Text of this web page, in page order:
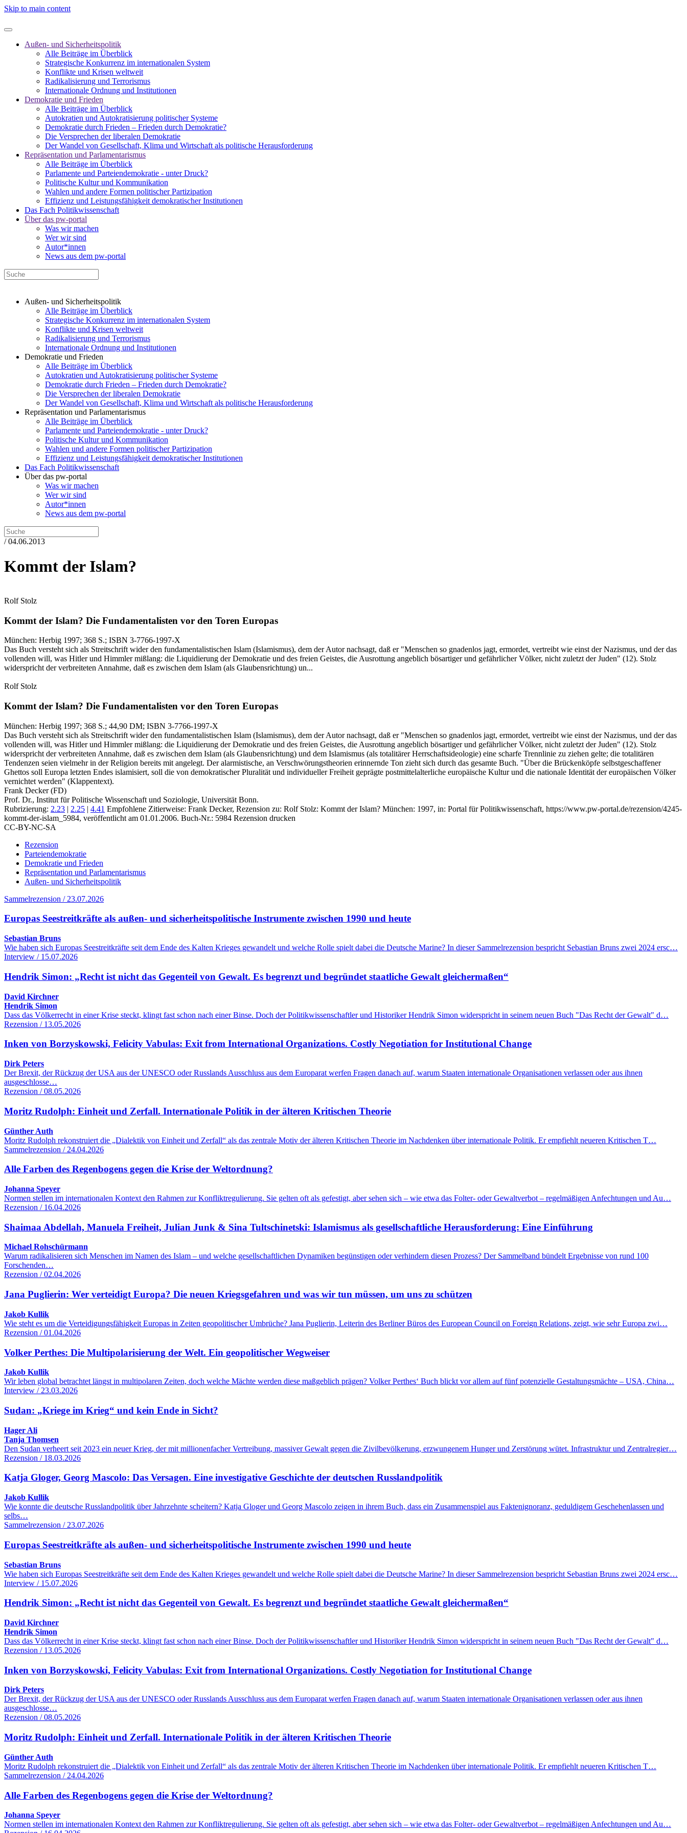
Skip to main content
Außen- und Sicherheitspolitik
Alle Beiträge im Überblick
Strategische Konkurrenz im internationalen System
Konflikte und Krisen weltweit
Radikalisierung und Terrorismus
Internationale Ordnung und Institutionen
Demokratie und Frieden
Alle Beiträge im Überblick
Autokratien und Autokratisierung politischer Systeme
Demokratie durch Frieden – Frieden durch Demokratie?
Die Versprechen der liberalen Demokratie
Der Wandel von Gesellschaft, Klima und Wirtschaft als politische Herausforderung
Repräsentation und Parlamentarismus
Alle Beiträge im Überblick
Parlamente und Parteiendemokratie - unter Druck?
Politische Kultur und Kommunikation
Wahlen und andere Formen politischer Partizipation
Effizienz und Leistungsfähigkeit demokratischer Institutionen
Das Fach Politikwissenschaft
Über das pw-portal
Was wir machen
Wer wir sind
Autor*innen
News aus dem pw-portal
Außen- und Sicherheitspolitik
Alle Beiträge im Überblick
Strategische Konkurrenz im internationalen System
Konflikte und Krisen weltweit
Radikalisierung und Terrorismus
Internationale Ordnung und Institutionen
Demokratie und Frieden
Alle Beiträge im Überblick
Autokratien und Autokratisierung politischer Systeme
Demokratie durch Frieden – Frieden durch Demokratie?
Die Versprechen der liberalen Demokratie
Der Wandel von Gesellschaft, Klima und Wirtschaft als politische Herausforderung
Repräsentation und Parlamentarismus
Alle Beiträge im Überblick
Parlamente und Parteiendemokratie - unter Druck?
Politische Kultur und Kommunikation
Wahlen und andere Formen politischer Partizipation
Effizienz und Leistungsfähigkeit demokratischer Institutionen
Das Fach Politikwissenschaft
Über das pw-portal
Was wir machen
Wer wir sind
Autor*innen
News aus dem pw-portal
/ 04.06.2013
Kommt der Islam?
Rolf Stolz
Kommt der Islam? Die Fundamentalisten vor den Toren Europas
München: Herbig 1997; 368 S.; ISBN 3-7766-1997-X
Das Buch versteht sich als Streitschrift wider den fundamentalistischen Islam (Islamismus), dem der Autor nachsagt, daß er "Menschen so gnadenlos jagt, ermordet, vertreibt wie einst der Nazismus, und der das
vollenden will, was Hitler und Himmler mißlang: die Liquidierung der Demokratie und des freien Geistes, die Ausrottung angeblich bösartiger und gefährlicher Völker, nicht zuletzt der Juden" (12). Stolz
widerspricht der verbreiteten Annahme, daß es zwischen dem Islam (als Glaubensrichtung) un...
Rolf Stolz
Kommt der Islam? Die Fundamentalisten vor den Toren Europas
München: Herbig 1997; 368 S.; 44,90 DM; ISBN 3-7766-1997-X
Das Buch versteht sich als Streitschrift wider den fundamentalistischen Islam (Islamismus), dem der Autor nachsagt, daß er "Menschen so gnadenlos jagt, ermordet, vertreibt wie einst der Nazismus, und der das
vollenden will, was Hitler und Himmler mißlang: die Liquidierung der Demokratie und des freien Geistes, die Ausrottung angeblich bösartiger und gefährlicher Völker, nicht zuletzt der Juden" (12). Stolz
widerspricht der verbreiteten Annahme, daß es zwischen dem Islam (als Glaubensrichtung) und dem Islamismus (als totalitärer Herrschaftsideologie) eine scharfe Trennlinie zu ziehen gelte; die totalitären
Tendenzen seien vielmehr in der Religion bereits mit angelegt. Der alarmistische, an Verschwörungstheorien erinnernde Ton zieht sich durch das gesamte Buch. "Über die Brückenköpfe selbstgeschaffener
Ghettos soll Europa letzten Endes islamisiert, soll die von demokratischer Pluralität und individueller Freiheit geprägte postmittelalterliche europäische Kultur und die nationale Identität der europäischen Völker
vernichtet werden" (Klappentext).
Frank Decker (FD)
Prof. Dr., Institut für Politische Wissenschaft und Soziologie, Universität Bonn.
Rubrizierung: 2.23 | 2.25 | 4.41 Empfohlene Zitierweise: Frank Decker, Rezension zu: Rolf Stolz: Kommt der Islam? München: 1997, in: Portal für Politikwissenschaft, https://www.pw-portal.de/rezension/4245-
kommt-der-islam_5984, veröffentlicht am 01.01.2006. Buch-Nr.: 5984 Rezension drucken
CC-BY-NC-SA
Rezension
Parteiendemokratie
Demokratie und Frieden
Repräsentation und Parlamentarismus
Außen- und Sicherheitspolitik
Sammelrezension / 23.07.2026
Europas Seestreitkräfte als außen- und sicherheitspolitische Instrumente zwischen 1990 und heute
Sebastian Bruns
Wie haben sich Europas Seestreitkräfte seit dem Ende des Kalten Krieges gewandelt und welche Rolle spielt dabei die Deutsche Marine? In dieser Sammelrezension bespricht Sebastian Bruns zwei 2024 ersc…
Interview / 15.07.2026
Hendrik Simon: „Recht ist nicht das Gegenteil von Gewalt. Es begrenzt und begründet staatliche Gewalt gleichermaßen“
David Kirchner
Hendrik Simon
Dass das Völkerrecht in einer Krise steckt, klingt fast schon nach einer Binse. Doch der Politikwissenschaftler und Historiker Hendrik Simon widerspricht in seinem neuen Buch "Das Recht der Gewalt" d…
Rezension / 13.05.2026
Inken von Borzyskowski, Felicity Vabulas: Exit from International Organizations. Costly Negotiation for Institutional Change
Dirk Peters
Der Brexit, der Rückzug der USA aus der UNESCO oder Russlands Ausschluss aus dem Europarat werfen Fragen danach auf, warum Staaten internationale Organisationen verlassen oder aus ihnen
ausgeschlosse…
Rezension / 08.05.2026
Moritz Rudolph: Einheit und Zerfall. Internationale Politik in der älteren Kritischen Theorie
Günther Auth
Moritz Rudolph rekonstruiert die „Dialektik von Einheit und Zerfall“ als das zentrale Motiv der älteren Kritischen Theorie im Nachdenken über internationale Politik. Er empfiehlt neueren Kritischen T…
Sammelrezension / 24.04.2026
Alle Farben des Regenbogens gegen die Krise der Weltordnung?
Johanna Speyer
Normen stellen im internationalen Kontext den Rahmen zur Konfliktregulierung. Sie gelten oft als gefestigt, aber sehen sich – wie etwa das Folter- oder Gewaltverbot – regelmäßigen Anfechtungen und Au…
Rezension / 16.04.2026
Shaimaa Abdellah, Manuela Freiheit, Julian Junk & Sina Tultschinetski: Islamismus als gesellschaftliche Herausforderung: Eine Einführung
Michael Rohschürmann
Warum radikalisieren sich Menschen im Namen des Islam – und welche gesellschaftlichen Dynamiken begünstigen oder verhindern diesen Prozess? Der Sammelband bündelt Ergebnisse von rund 100
Forschenden…
Rezension / 02.04.2026
Jana Puglierin: Wer verteidigt Europa? Die neuen Kriegsgefahren und was wir tun müssen, um uns zu schützen
Jakob Kullik
Wie steht es um die Verteidigungsfähigkeit Europas in Zeiten geopolitischer Umbrüche? Jana Puglierin, Leiterin des Berliner Büros des European Council on Foreign Relations, zeigt, wie sehr Europa zwi…
Rezension / 01.04.2026
Volker Perthes: Die Multipolarisierung der Welt. Ein geopolitischer Wegweiser
Jakob Kullik
Wir leben global betrachtet längst in multipolaren Zeiten, doch welche Mächte werden diese maßgeblich prägen? Volker Perthes‘ Buch blickt vor allem auf fünf potenzielle Gestaltungsmächte – USA, China…
Interview / 23.03.2026
Sudan: „Kriege im Krieg“ und kein Ende in Sicht?
Hager Ali
Tanja Thomsen
Den Sudan verheert seit 2023 ein neuer Krieg, der mit millionenfacher Vertreibung, massiver Gewalt gegen die Zivilbevölkerung, erzwungenem Hunger und Zerstörung wütet. Infrastruktur und Zentralregier…
Rezension / 18.03.2026
Katja Gloger, Georg Mascolo: Das Versagen. Eine investigative Geschichte der deutschen Russlandpolitik
Jakob Kullik
Wie konnte die deutsche Russlandpolitik über Jahrzehnte scheitern? Katja Gloger und Georg Mascolo zeigen in ihrem Buch, dass ein Zusammenspiel aus Faktenignoranz, geduldigem Geschehenlassen und
selbs…
Sammelrezension / 23.07.2026
Europas Seestreitkräfte als außen- und sicherheitspolitische Instrumente zwischen 1990 und heute
Sebastian Bruns
Wie haben sich Europas Seestreitkräfte seit dem Ende des Kalten Krieges gewandelt und welche Rolle spielt dabei die Deutsche Marine? In dieser Sammelrezension bespricht Sebastian Bruns zwei 2024 ersc…
Interview / 15.07.2026
Hendrik Simon: „Recht ist nicht das Gegenteil von Gewalt. Es begrenzt und begründet staatliche Gewalt gleichermaßen“
David Kirchner
Hendrik Simon
Dass das Völkerrecht in einer Krise steckt, klingt fast schon nach einer Binse. Doch der Politikwissenschaftler und Historiker Hendrik Simon widerspricht in seinem neuen Buch "Das Recht der Gewalt" d…
Rezension / 13.05.2026
Inken von Borzyskowski, Felicity Vabulas: Exit from International Organizations. Costly Negotiation for Institutional Change
Dirk Peters
Der Brexit, der Rückzug der USA aus der UNESCO oder Russlands Ausschluss aus dem Europarat werfen Fragen danach auf, warum Staaten internationale Organisationen verlassen oder aus ihnen
ausgeschlosse…
Rezension / 08.05.2026
Moritz Rudolph: Einheit und Zerfall. Internationale Politik in der älteren Kritischen Theorie
Günther Auth
Moritz Rudolph rekonstruiert die „Dialektik von Einheit und Zerfall“ als das zentrale Motiv der älteren Kritischen Theorie im Nachdenken über internationale Politik. Er empfiehlt neueren Kritischen T…
Sammelrezension / 24.04.2026
Alle Farben des Regenbogens gegen die Krise der Weltordnung?
Johanna Speyer
Normen stellen im internationalen Kontext den Rahmen zur Konfliktregulierung. Sie gelten oft als gefestigt, aber sehen sich – wie etwa das Folter- oder Gewaltverbot – regelmäßigen Anfechtungen und Au…